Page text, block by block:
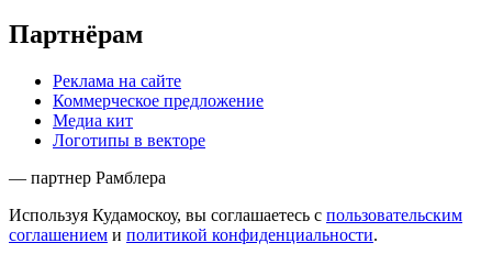
Партнёрам
Реклама на сайте
Коммерческое предложение
Медиа кит
Логотипы в векторе
— партнер Рамблера
Используя Кудамоскоу, вы соглашаетесь с пользовательским
соглашением и политикой конфиденциальности.